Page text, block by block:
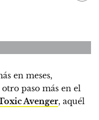
en meses,
paso más en el
Avenger, aquél